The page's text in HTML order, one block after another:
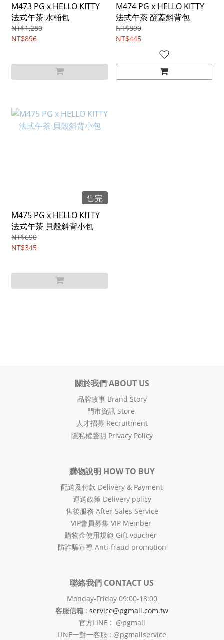
M473 PG x HELLO KITTY
法式午茶 水桶包
NT$1,280
NT$896
M474 PG x HELLO KITTY
法式午茶 翻蓋斜背包
NT$890
NT$445
售完
M475 PG x HELLO KITTY
法式午茶 貝殼斜背小包
NT$690
NT$345
關於我們 ABOUT US
品牌故事 Brand Story
門市資訊 Store
人才招募 Recruitment
隱私權聲明 Privacy Policy
購物說明 HOW TO BUY
配送及付款 Delivery & Payment
運送政策 Delivery policy
售後服務 After-Sales Service
VIP會員募集 VIP Member
購物金使用規範 Gift voucher
防詐騙宣導 Anti-fraud promotion
聯絡我們 CONTACT US
Monday-Friday 09:00-18:00
客服信箱 : service@pgmall.com.tw
官方LINE : @pgmall
LINE一對一客服 : @pgmallservice